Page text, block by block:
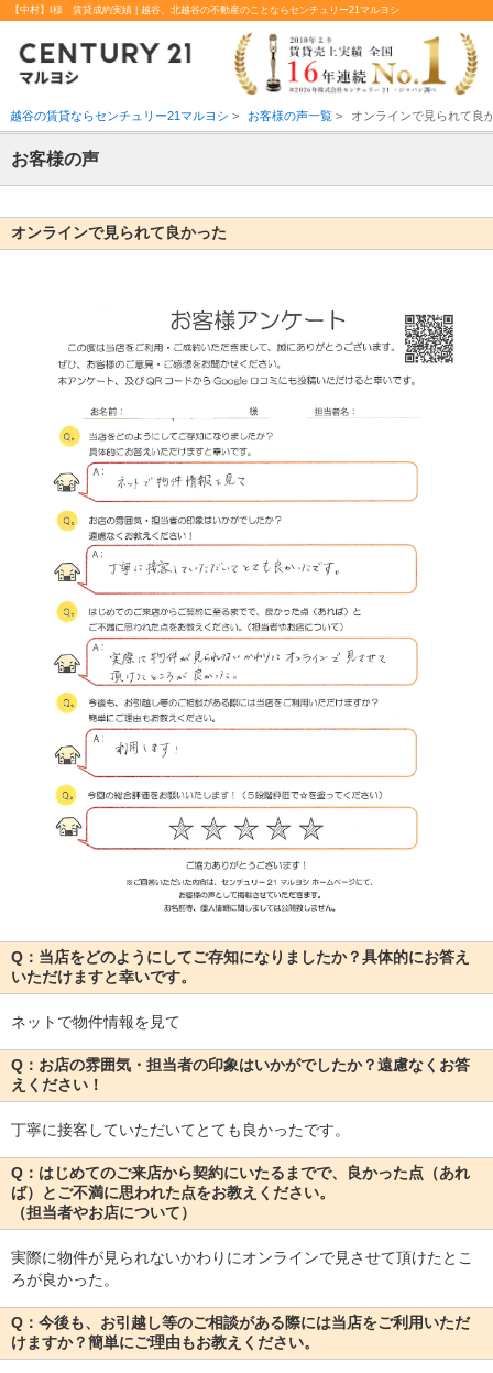
【中村】I様 賃貸成約実績 | 越谷、北越谷の不動産のことならセンチュリー21マルヨシ
越谷の賃貸ならセンチュリー21マルヨシ > お客様の声一覧> オンラインで見られて良
お客様の声
オンラインで見られて良かった
Q：当店をどのようにしてご存知になりましたか？具体的にお答え
いただけますと幸いです。
ネットで物件情報を見て
Q：お店の雰囲気・担当者の印象はいかがでしたか？遠慮なくお答
えください！
丁寧に接客していただいてとても良かったです。
Q：はじめてのご来店から契約にいたるまでで、良かった点（あれ
ば）とご不満に思われた点をお教えください。
（担当者やお店について）
実際に物件が見られないかわりにオンラインで見させて頂けたとこ
ろが良かった。
Q：今後も、お引越し等のご相談がある際には当店をご利用いただ
けますか？簡単にご理由もお教えください。